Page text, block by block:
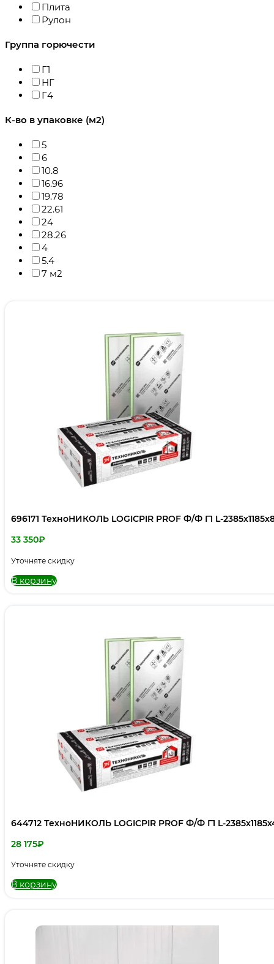
Плита
Рулон
Группа горючести
Г1
НГ
Г4
К-во в упаковке (м2)
5
6
10.8
16.96
19.78
22.61
24
28.26
4
5.4
7 м2
696171 ТехноНИКОЛЬ LOGICPIR PROF Ф/Ф Г1 L-
33 350₽
Уточняте скидку
В корзину
644712 ТехноНИКОЛЬ LOGICPIR PROF Ф/Ф Г1 L-
28 175₽
Уточняте скидку
В корзину